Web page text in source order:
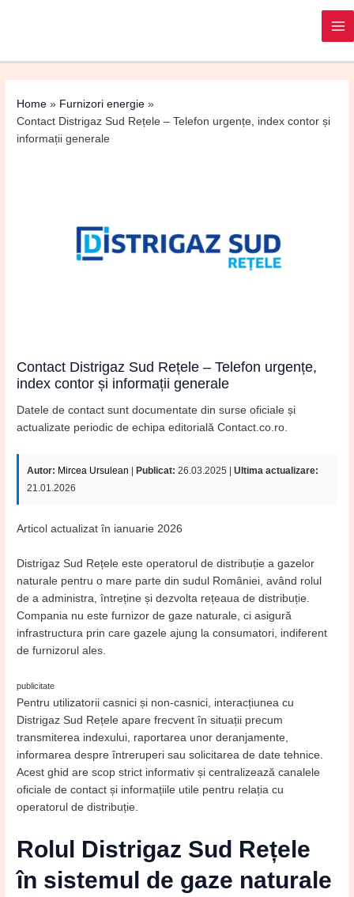
Home
Furnizori energie
Contact Distrigaz Sud Rețele – Telefon urgențe, index contor și
informații generale
Contact Distrigaz Sud Rețele – Telefon urgențe,
index contor și informații generale
Datele de contact sunt documentate din surse oficiale și
actualizate periodic de echipa editorială Contact.co.ro.
Autor: Mircea Ursulean Publicat: 26.03.2025 |Ultima actualizare:
21.01.2026
Articol actualizat în ianuarie 2026
Distrigaz Sud Rețele este operatorul de distribuție a gazelor
naturale pentru o mare parte din sudul României, având rolul
de a administra, întreține și dezvolta rețeaua de distribuție.
Compania nu este furnizor de gaze naturale, ci asigură
infrastructura prin care gazele ajung la consumatori, indiferent
de furnizorul ales.
publicitate
Pentru utilizatorii casnici și non-casnici, interacțiunea cu
Distrigaz Sud Rețele apare frecvent în situații precum
transmiterea indexului, raportarea unor deranjamente,
informarea despre întreruperi sau solicitarea de date tehnice.
Acest ghid are scop strict informativ și centralizează canalele
oficiale de contact și informațiile utile pentru relația cu
operatorul de distribuție.
Rolul Distrigaz Sud Rețele
în sistemul de gaze naturale